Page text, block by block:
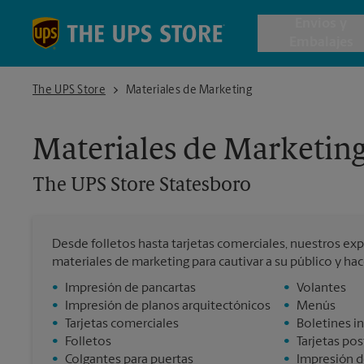
Cajas de
Envío
Todos los
The UPS Store
The UPS Store StatesboroMateriales de Marketing
Materiales de
The UPS Store Statesboro
Desde folletos hasta tarjetas comerciales, nuestros
materiales de marketing para cautivar a su público y
•
Impresión de pancartas
•
Impresión de planos arquitectónicos
•
Tarjetas comerciales
•
Folletos
• Colgantes para puertas
•
Volantes
•
Menús
•
Boletines
•
Tarjetas
•
Impresión